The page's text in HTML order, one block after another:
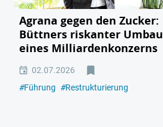
Agrana gegen den Zucker:
Büttners riskanter Umbau
eines Milliardenkonzerns
02.07.2026
#Führung #Restrukturierung